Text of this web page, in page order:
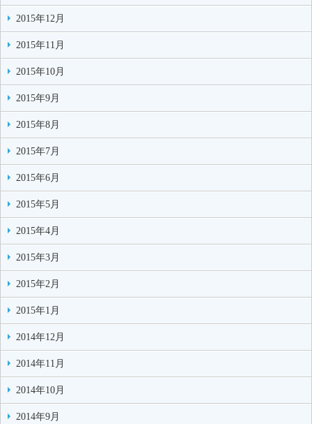
2015年12月
2015年11月
2015年10月
2015年9月
2015年8月
2015年7月
2015年6月
2015年5月
2015年4月
2015年3月
2015年2月
2015年1月
2014年12月
2014年11月
2014年10月
2014年9月